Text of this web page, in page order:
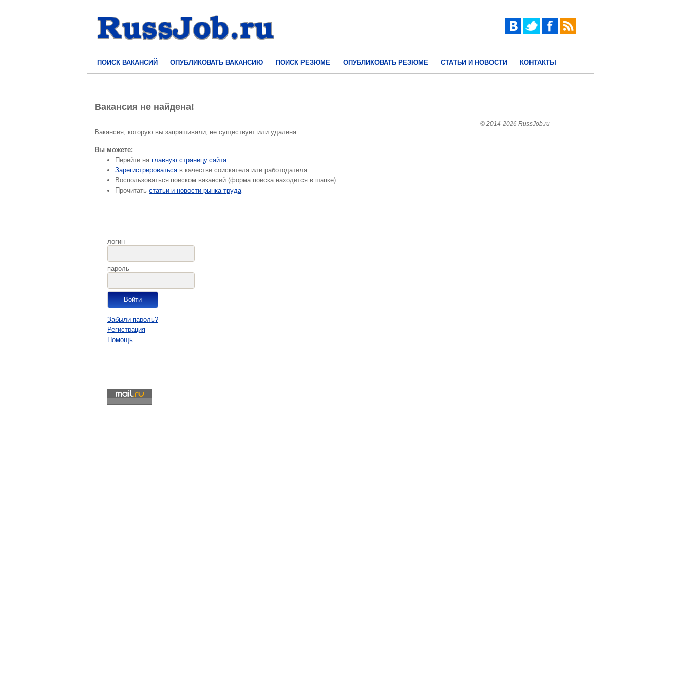
ПОИСК ВАКАНСИЙ ОПУБЛИКОВАТЬ ВАКАНСИЮ ПОИСК РЕЗЮМЕ ОПУБЛИКОВАТЬ РЕЗЮМЕ СТАТЬИ И НОВОСТИ КОНТАКТЫ
Вакансия не найдена!
Вакансия, которую вы запрашивали, не существует или удалена.
Вы можете:
Перейти на главную страницу сайта
Зарегистрироваться в качестве соискателя или работодателя
Воспользоваться поиском вакансий (форма поиска находится в шапке)
Прочитать статьи и новости рынка труда
логин
пароль
Забыли пароль?
Регистрация
Помощь
© 2014-2026 RussJob.ru